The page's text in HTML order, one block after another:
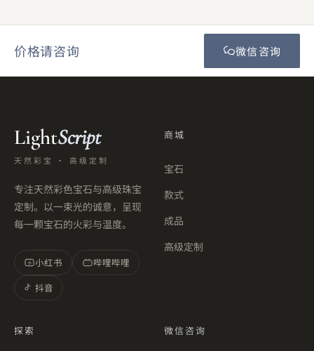
价格请咨询 微信咨询
LightScript
天然彩宝 · 高级定制
专注天然彩色宝石与高级珠宝
定制。以一束光的诚意，呈现
每一颗宝石的火彩与温度。
小 小红书
哔哩哔哩
抖音
商城
宝石
款式
成品
高级定制
探索 微信咨询